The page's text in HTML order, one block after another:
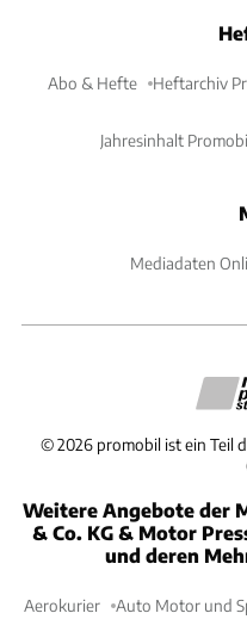
Abo & Hefte Heftarchiv
Jahresinhalt
Mediadaten
©2026 promobil ist ein Teil
Weitere Angebote der
& Co. KG & Motor
und deren
Aerokurier Auto Motor und